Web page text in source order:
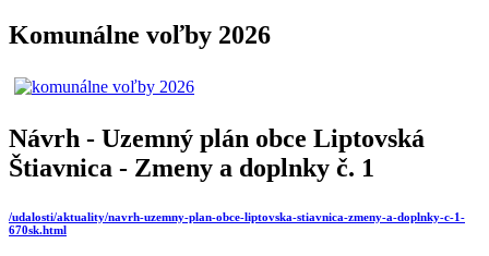
Komunálne voľby 2026
Návrh - Uzemný plán obce Liptovská
Štiavnica - Zmeny a doplnky č. 1
/udalosti/aktuality/navrh-uzemny-plan-obce-liptovska-stiavnica-zmeny-a-doplnky-c-1-
670sk.html